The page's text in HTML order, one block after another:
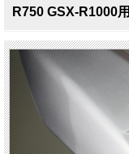
R750 GSX-R1000用